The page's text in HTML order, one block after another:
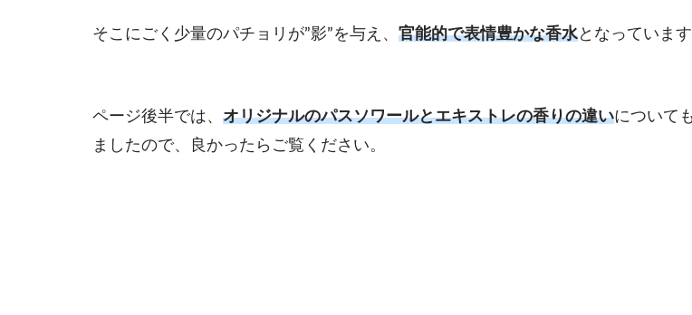
そこにごく少量のパチョリが”影”を与え、 官能的で表情豊かな香水となっています
ページ後半では、 オリジナルのパスソワールとエキストレの香りの違いについて
ましたので、良かったらご覧ください。